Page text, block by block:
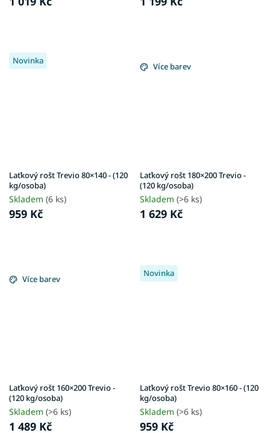
Novinka
Laťkový rošt Trevio 80×140 - (120
kg/osoba)
Skladem (6 ks)
959 Kč
Více barev
Laťkový rošt 180×200 Trevio -
(120 kg/osoba)
Skladem (>6 ks)
1 629 Kč
Více barev
Laťkový rošt 160×200 Trevio -
(120 kg/osoba)
Skladem (>6 ks)
1 489 Kč
Novinka
Laťkový rošt Trevio 80×160 - (120
kg/osoba)
Skladem (>6 ks)
959 Kč